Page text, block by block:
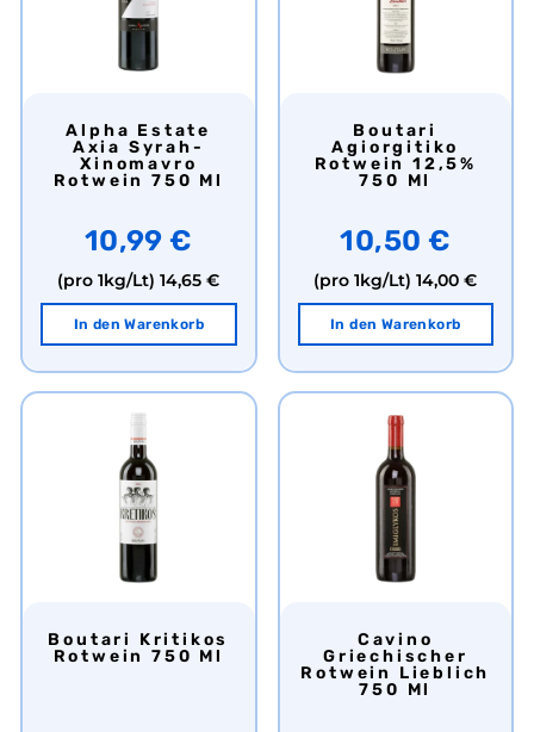
Alpha Estate
Axia Syrah-
Xinomavro
Rotwein 750 Ml
10,99 €
(pro 1kg/Lt) 14,65 €
In den Warenkorb
Boutari
Agiorgitiko
Rotwein 12,5%
750 Ml
10,50 €
(pro 1kg/Lt) 14,00 €
In den Warenkorb
Boutari Kritikos
Rotwein 750 Ml
Cavino
Griechischer
Rotwein Lieblich
750 Ml